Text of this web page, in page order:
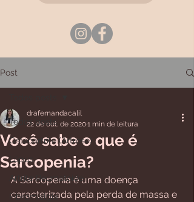
Post
Todos posts
Osteoartrite (Artrose)
Lúpus
Artrite Reumatoide
Fibromialgia
Você sabe o que é
Sarcopenia?
drafernandacalil
22 de out. de 20201 min de leitura
A Sarcopenia é uma doença
caracterizada pela perda de massa e